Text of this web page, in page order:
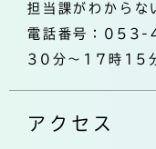
担当課がわから
電話番号：
30分～17時15
アクセス